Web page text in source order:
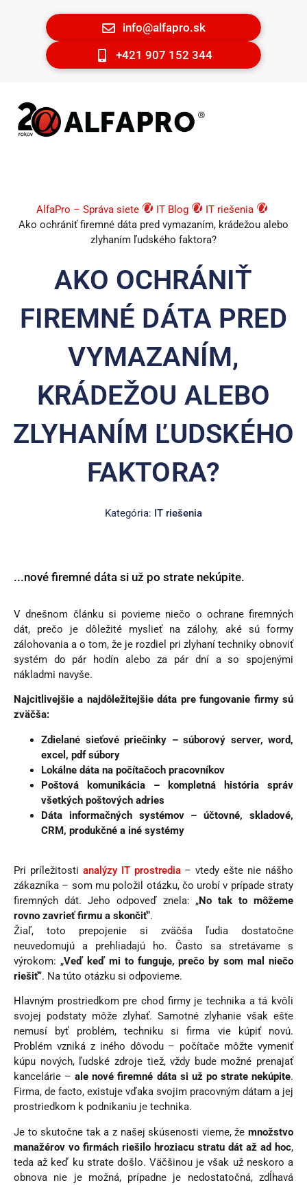
info@alfapro.sk
+421 907 152 344
AlfaPro – Správa siete IT Blog
IT riešenia
Ako ochrániť firemné dáta pred vymazaním, krádežou alebo
zlyhaním ľudského faktora?
AKO OCHRÁNIŤ
FIREMNÉ DÁTA PRED
VYMAZANÍM,
KRÁDEŽOU ALEBO
ZLYHANÍM ĽUDSKÉHO
FAKTORA?
Kategória: IT riešenia
...nové firemné dáta si už po strate nekúpite.
V dnešnom článku si povieme niečo o ochrane firemných
dát, prečo je dôležité myslieť na zálohy, aké sú formy
zálohovania a o tom, že je rozdiel pri zlyhaní techniky obnoviť
systém do pár hodín alebo za pár dní a so spojenými
nákladmi navyše.
Najcitlivejšie a najdôležitejšie dáta pre fungovanie firmy sú
zväčša:
Zdielané sieťové priečinky – súborový server, word,
excel, pdf súbory
Lokálne dáta na počítačoch pracovníkov
Poštová komunikácia – kompletná história správ
všetkých poštových adries
Dáta informačných systémov – účtovné, skladové,
CRM, produkčné a iné systémy
Pri príležitosti analýzy IT prostredia– vtedy ešte nie nášho
zákazníka – som mu položil otázku, čo urobí v prípade straty
firemných dát. Jeho odpoveď znela: „No tak to môžeme
rovno zavrieť firmu a skončiť“.
Žiaľ, toto prepojenie si zväčša ľudia dostatočne
neuvedomujú a prehliadajú ho. Často sa stretávame s
výrokom: „Veď keď mi to funguje, prečo by som mal niečo
riešiť“. Na túto otázku si odpovieme.
Hlavným prostriedkom pre chod firmy je technika a tá kvôli
svojej podstaty môže zlyhať. Samotné zlyhanie však ešte
nemusí byť problém, techniku si firma vie kúpiť novú.
Problém vzniká z iného dôvodu – počítače môžte vymeniť
kúpu nových, ľudské zdroje tiež, vždy bude možné prenajať
kancelárie –ale nové firemné dáta si už po strate nekúpite.
Firma, de facto, existuje vďaka svojim pracovným dátam a jej
prostriedkom k podnikaniu je technika.
Je to skutočne tak a z našej skúsenosti vieme, že množstvo
manažérov vo firmách riešilo hroziacu stratu dát až ad hoc,
teda až keď ku strate došlo. Väčšinou je však už neskoro a
obnova nie je možná, prípadne je nedostatočná, zdĺhavá